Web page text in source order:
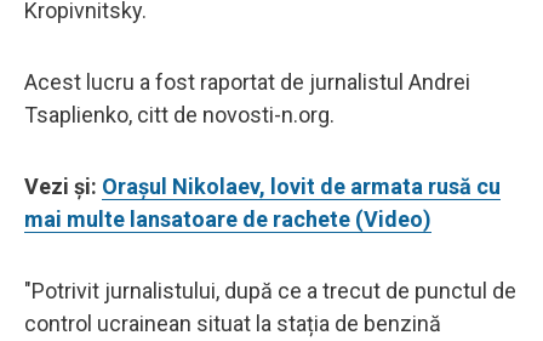
Kropivnitsky.
Acest lucru a fost raportat de jurnalistul Andrei
Tsaplienko, citt de novosti-n.org.
Vezi și: Orașul Nikolaev, lovit de armata rusă cu
mai multe lansatoare de rachete (Video)
"Potrivit jurnalistului, după ce a trecut de punctul de
control ucrainean situat la stația de benzină